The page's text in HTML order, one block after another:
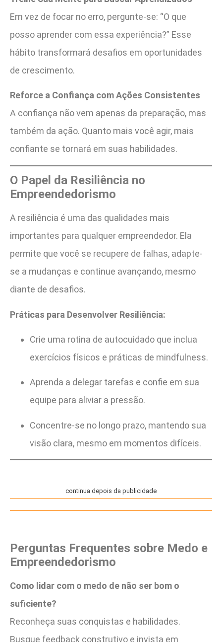
Em vez de focar no erro, pergunte-se: “O que
posso aprender com essa experiência?” Esse
hábito transformará desafios em oportunidades
de crescimento.
Reforce a Confiança com Ações Consistentes
A confiança não vem apenas da preparação, mas
também da ação. Quanto mais você agir, mais
confiante se tornará em suas habilidades.
O Papel da Resiliência no
Empreendedorismo
A resiliência é uma das qualidades mais
importantes para qualquer empreendedor. Ela
permite que você se recupere de falhas, adapte-
se a mudanças e continue avançando, mesmo
diante de desafios.
Práticas para Desenvolver Resiliência:
Crie uma rotina de autocuidado que inclua
exercícios físicos e práticas de mindfulness.
Aprenda a delegar tarefas e confie em sua
equipe para aliviar a pressão.
Concentre-se no longo prazo, mantendo sua
visão clara, mesmo em momentos difíceis.
continua depois da publicidade
Perguntas Frequentes sobre Medo e
Empreendedorismo
Como lidar com o medo de não ser bom o
suficiente?
Reconheça suas conquistas e habilidades.
Busque feedback construtivo e invista em